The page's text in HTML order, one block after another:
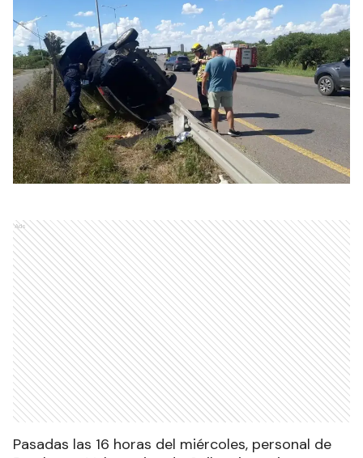
Ads
Pasadas las 16 horas del miércoles, personal de